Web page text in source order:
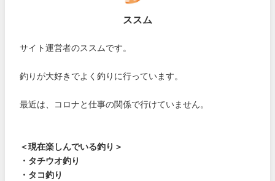
ススム
サイト運営者のススムです。
釣りが大好きでよく釣りに行っています。
最近は、コロナと仕事の関係で行けていません。
＜現在楽しんでいる釣り＞
・タチウオ釣り
・タコ釣り